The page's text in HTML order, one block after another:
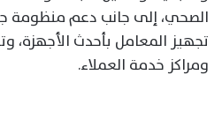
الصحي، إلى جانب دعم منظومة
تجهيز المعامل بأحدث الأجهزة،
ومراكز خدمة العملاء.